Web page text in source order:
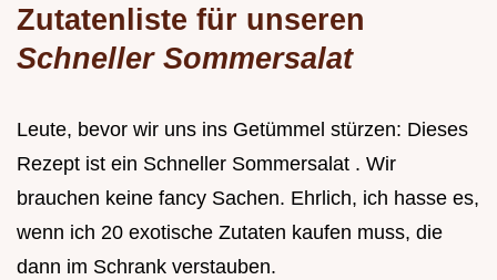
Zutatenliste für unseren
Schneller Sommersalat
Leute, bevor wir uns ins Getümmel stürzen: Dieses
Rezept ist ein Schneller Sommersalat . Wir
brauchen keine fancy Sachen. Ehrlich, ich hasse es,
wenn ich 20 exotische Zutaten kaufen muss, die
dann im Schrank verstauben.